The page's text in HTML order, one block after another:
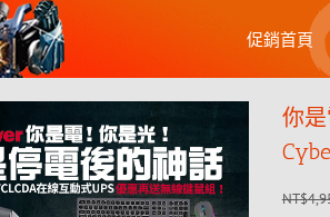
促銷首頁
你
NT$